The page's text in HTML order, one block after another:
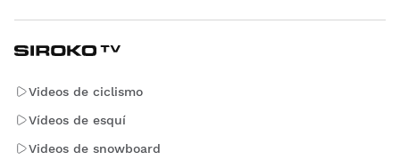
Videos de ciclismo
Vídeos de esquí
Videos de snowboard